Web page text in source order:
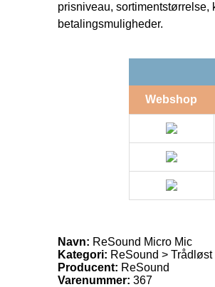
prisniveau, sortimentstørrelse,
betalingsmuligheder.
Webshop
Navn: ReSound Micro Mic
Kategori: ReSound >
Producent: ReSound
Varenummer: 367